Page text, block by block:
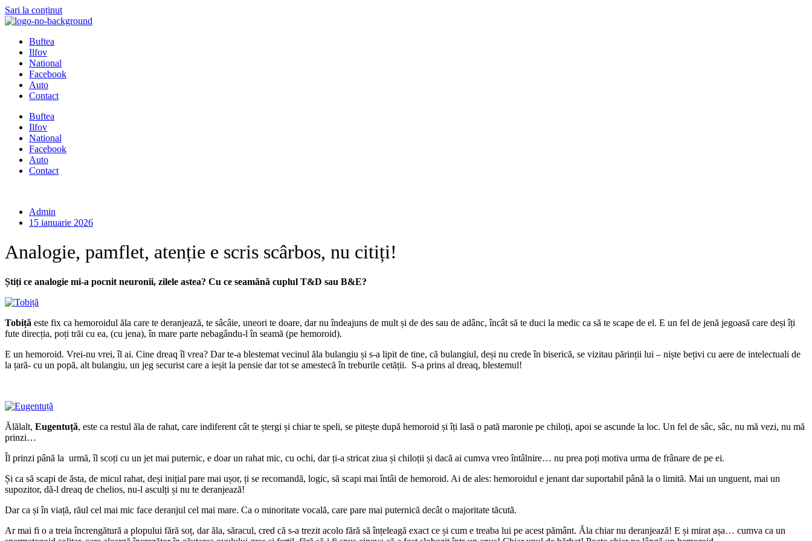
Sari la conținut
Buftea
Ilfov
National
Facebook
Auto
Contact
Buftea
Ilfov
National
Facebook
Auto
Contact
Admin
15 ianuarie 2026
Analogie, pamflet, atenție e scris scârbos, nu citiți!
Știți ce analogie mi-a pocnit neuronii, zilele astea? Cu ce seamănă cuplul T&D sau B&E?
Tobiță este fix ca hemoroidul ăla care te deranjează, te sâcâie, uneori te doare, dar nu îndeajuns de mult și de des sau de adânc, încât să te duci la medic ca să te scape de el. E un fel de jenă jegoasă care deși îți
fute direcția, poți trăi cu ea, (cu jena), în mare parte nebagându-l în seamă (pe hemoroid).
E un hemoroid. Vrei-nu vrei, îl ai. Cine dreaq îl vrea? Dar te-a blestemat vecinul ăla bulangiu și s-a lipit de tine, că bulangiul, deși nu crede în biserică, se vizitau părinții lui – niște bețivi cu aere de intelectuali de
la țară- cu un popă, alt bulangiu, un jeg securist care a ieșit la pensie dar tot se amestecă în treburile cetății. S-a prins al dreaq, blestemul!
Ălălalt, Eugentuță, este ca restul ăla de rahat, care indiferent cât te ștergi și chiar te speli, se pitește după hemoroid și îți lasă o pată maronie pe chiloți, apoi se ascunde la loc. Un fel de sâc, sâc, nu mă vezi, nu mă
prinzi…
Îl prinzi până la urmă, îl scoți cu un jet mai puternic, e doar un rahat mic, cu ochi, dar ți-a stricat ziua și chiloții și dacă ai cumva vreo întâlnire… nu prea poți motiva urma de frânare de pe ei.
Și ca să scapi de ăsta, de micul rahat, deși inițial pare mai ușor, ți se recomandă, logic, să scapi mai întâi de hemoroid. Ai de ales: hemoroidul e jenant dar suportabil până la o limită. Mai un unguent, mai un
supozitor, dă-l dreaq de chelios, nu-l asculți și nu te deranjează!
Dar ca și în viață, răul cel mai mic face deranjul cel mai mare. Ca o minoritate vocală, care pare mai puternică decât o majoritate tăcută.
Ar mai fi o a treia încrengătură a plopului fără soț, dar ăla, săracul, cred că s-a trezit acolo fără să înțeleagă exact ce și cum e treaba lui pe acest pământ. Ăla chiar nu deranjează! E și mirat așa… cumva ca un